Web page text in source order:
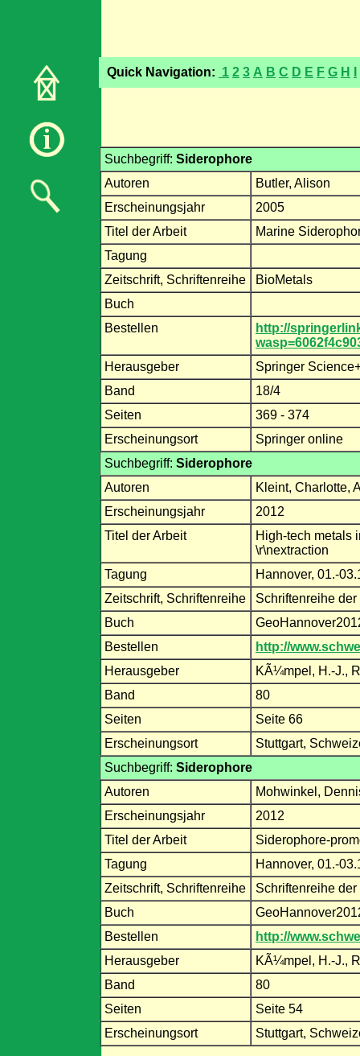
Quick Navigation: 1 2 3 A B C D E F G H
Suchbegriff: Siderophore
Autoren
Butler, Alison
Erscheinungsjahr
2005
Titel der Arbeit
Marine
Tagung
Zeitschrift, Schriftenreihe
BioMetals
Buch
Bestellen
http://
Herausgeber
Springer
Band
18/4
Seiten
369 - 374
Erscheinungsort
Springer online
Suchbegriff: Siderophore
Autoren
Kleint, Charlotte,
Erscheinungsjahr
2012
Titel der Arbeit
High-tech metals
\r\nextraction
Tagung
Hannover, 01.-
Zeitschrift, Schriftenreihe
Schriftenreihe
Buch
Bestellen
http://
Herausgeber
KÃ¼mpel, H.-J.,
Band
80
Seiten
Seite 66
Erscheinungsort
Stuttgart,
Suchbegriff: Siderophore
Autoren
Mohwinkel,
Erscheinungsjahr
2012
Titel der Arbeit
Siderophore-
Tagung
Hannover, 01.-
Zeitschrift, Schriftenreihe
Schriftenreihe
Buch
Bestellen
http://
Herausgeber
KÃ¼mpel, H.-J.,
Band
80
Seiten
Seite 54
Erscheinungsort
Stuttgart,